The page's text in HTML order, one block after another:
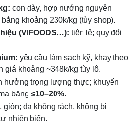
con dày, hợp nướng nguyên
khoảng 230k/kg (tùy shop).
(VIFOODS…): tiện lẻ; quy đổi
yêu cầu làm sạch kỹ, khay theo
giá khoảng ~348k/kg tùy lô.
hưởng trọng lượng thực; khuyến
băng ≤10–20%.
da không rách, không bị
nhiên biển.